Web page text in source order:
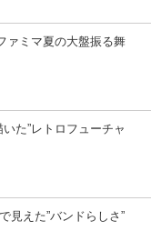
ァミマ夏の大盤振る舞
た”レトロフューチャ
見えた”バンドらしさ”